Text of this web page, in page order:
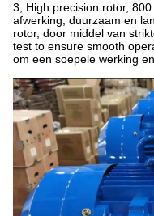
3, High precision rotor,
afwerking, duurzaam en
rotor, door middel van
test to ensure smooth
om een soepele werking